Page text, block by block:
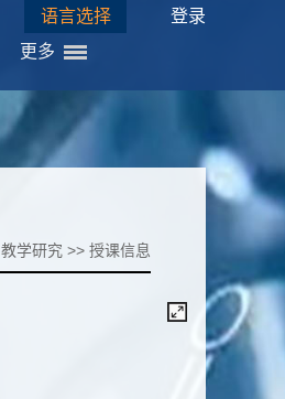
语言选择
更多
登录
教学研究 >> 授课信息